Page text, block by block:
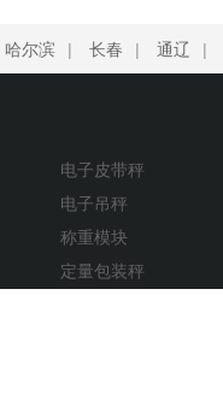
哈尔滨 | 长春 | 通辽 |
电子皮带秤
电子吊秤
称重模块
定量包装秤